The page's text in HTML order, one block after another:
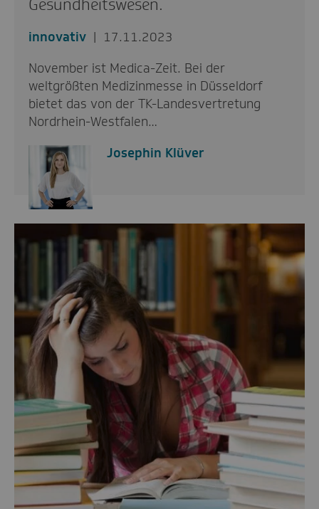
Gesundheitswesen.
innovativ
17.11.2023
November ist Medica-Zeit. Bei der
weltgrößten Medizinmesse in Düsseldorf
bietet das von der TK-Landesvertretung
Nordrhein-Westfalen…
Josephin Klüver